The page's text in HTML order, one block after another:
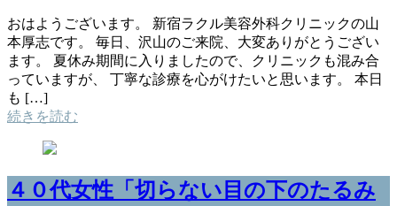
おはようございます。 新宿ラクル美容外科クリニックの山
本厚志です。 毎日、沢山のご来院、大変ありがとうござい
ます。 夏休み期間に入りましたので、クリニックも混み合
っていますが、 丁寧な診療を心がけたいと思います。 本日
も […]
続きを読む
４０代女性「切らない目の下のたるみ